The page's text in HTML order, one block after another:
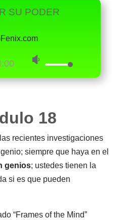
SU PODER
18
recientes investigaciones
siempre que haya en el
genios; ustedes tienen la
si es que pueden
“Frames of the Mind”